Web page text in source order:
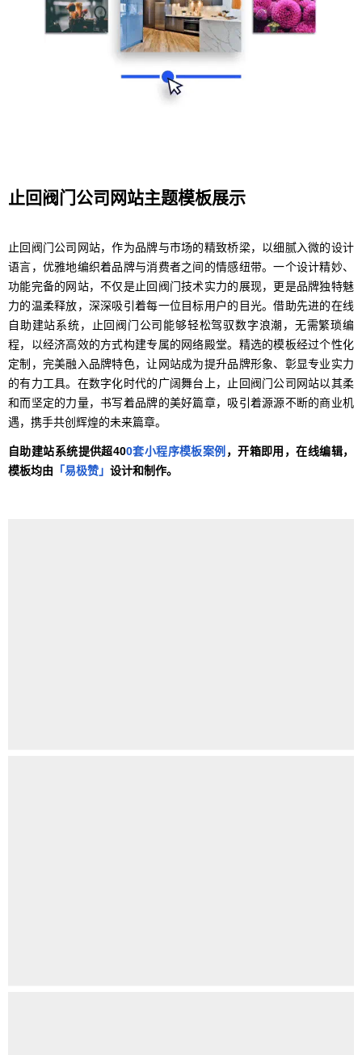
止回阀门公司网站主题模板展示
止回阀门公司网站，作为品牌与市场的精致桥梁，以细腻入微的设计
语言，优雅地编织着品牌与消费者之间的情感纽带。一个设计精妙、
功能完备的网站，不仅是止回阀门技术实力的展现，更是品牌独特魅
力的温柔释放，深深吸引着每一位目标用户的目光。借助先进的在线
自助建站系统，止回阀门公司能够轻松驾驭数字浪潮，无需繁琐编
程，以经济高效的方式构建专属的网络殿堂。精选的模板经过个性化
定制，完美融入品牌特色，让网站成为提升品牌形象、彰显专业实力
的有力工具。在数字化时代的广阔舞台上，止回阀门公司网站以其柔
和而坚定的力量，书写着品牌的美好篇章，吸引着源源不断的商业机
遇，携手共创辉煌的未来篇章。
自助建站系统提供超400套小程序模板案例 ，开箱即用，在线编辑，
模板均由 「易极赞」 设计和制作。